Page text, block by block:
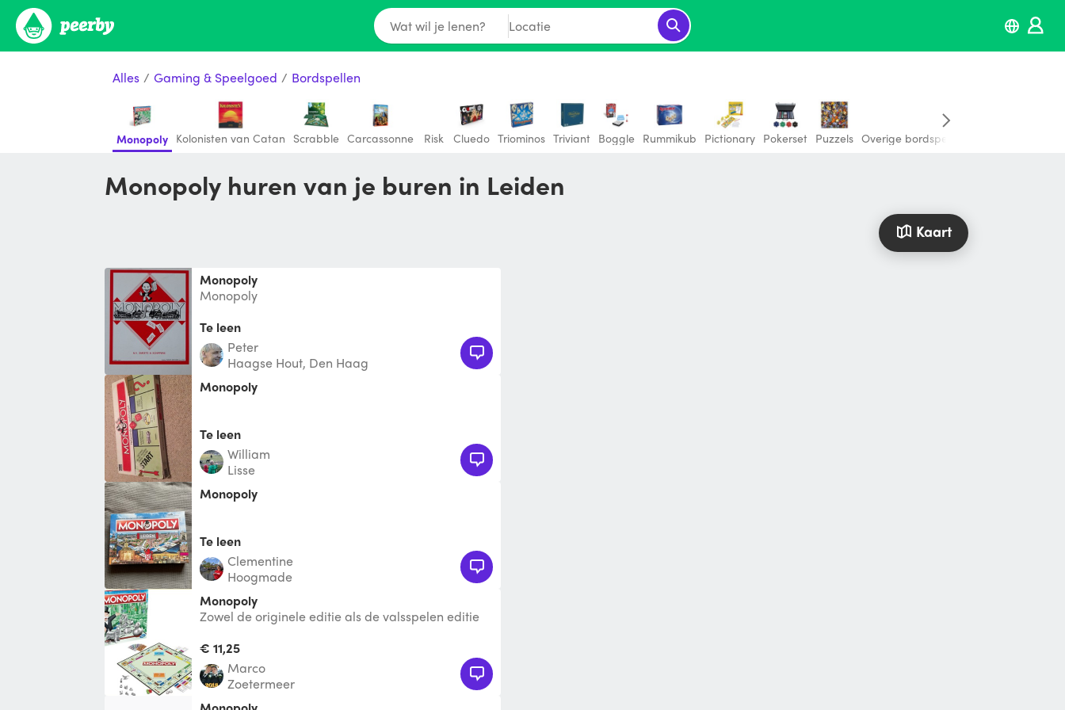
Wat wil je lenen? Locatie
Alles / Gaming & Speelgoed / Bordspellen
Monopoly Kolonisten van Catan Scrabble Carcassonne Risk Cluedo Triominos Triviant Boggle Rummikub Pictionary Pokerset Puzzels Overige bordspellen
Monopoly huren van je buren in Leiden
Kaart
Monopoly
Monopoly
Te leen
Peter
Haagse Hout, Den Haag
monopoly
Te leen
william
Lisse
Monopoly
Te leen
Clementine
Hoogmade
monopoly
Zowel de originele editie als de valsspelen editie
€ 11,25
Marco
Zoetermeer